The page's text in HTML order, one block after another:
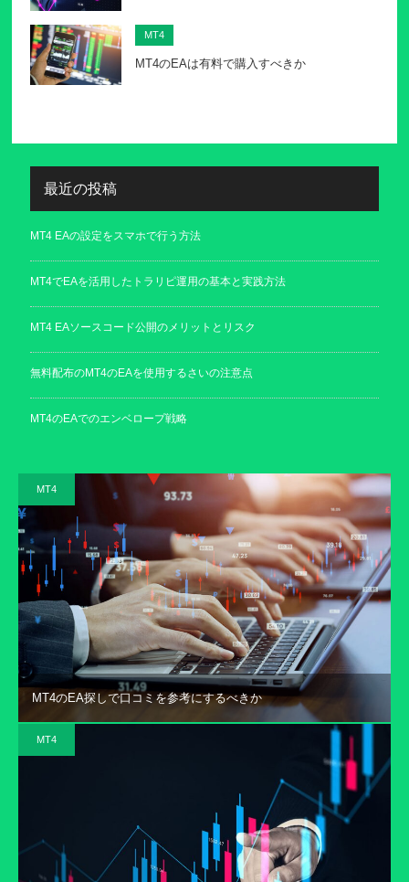
MT4
MT4のEAは有料で購入すべきか
最近の投稿
MT4 EAの設定をスマホで行う方法
MT4でEAを活用したトラリピ運用の基本と実践方法
MT4 EAソースコード公開のメリットとリスク
無料配布のMT4のEAを使用するさいの注意点
MT4のEAでのエンベロープ戦略
MT4
MT4のEA探しで口コミを参考にするべきか
MT4